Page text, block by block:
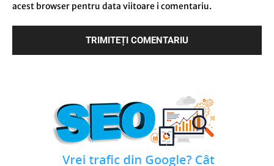
acest browser pentru data viitoare i comentariu.